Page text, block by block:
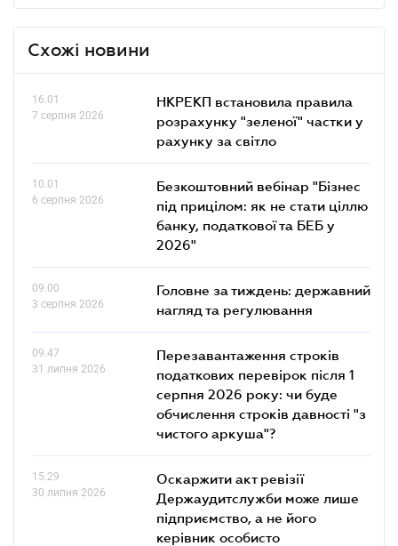
Схожі новини
16.01
7 серпня 2026
НКРЕКП встановила правила
розрахунку "зеленої" частки у
рахунку за світло
10.01
6 серпня 2026
Безкоштовний вебінар "Бізнес
під прицілом: як не стати ціллю
банку, податкової та БЕБ у
2026"
09.00
3 серпня 2026
Головне за тиждень: державний
нагляд та регулювання
09.47
31 липня 2026
Перезавантаження строків
податкових перевірок після 1
серпня 2026 року: чи буде
обчислення строків давності "з
чистого аркуша"?
15.29
30 липня 2026
Оскаржити акт ревізії
Держаудитслужби може лише
підприємство, а не його
керівник особисто